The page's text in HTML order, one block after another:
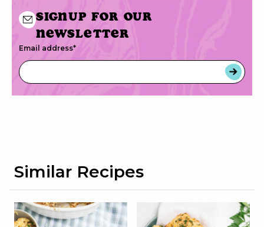
Signup for our
newsletter
Email address*
Similar Recipes